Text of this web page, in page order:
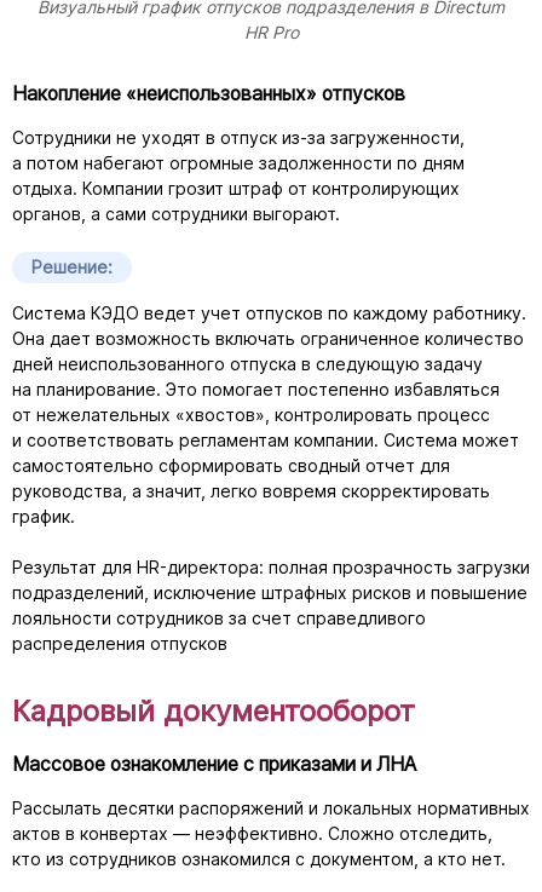
Визуальный график отпусков подразделения в Directum
HR Pro
Накопление «неиспользованных» отпусков
Сотрудники не уходят в отпуск из-за загруженности,
а потом набегают огромные задолженности по дням
отдыха. Компании грозит штраф от контролирующих
органов, а сами сотрудники выгорают.
Решение:
Система КЭДО ведет учет отпусков по каждому работнику.
Она дает возможность включать ограниченное количество
дней неиспользованного отпуска в следующую задачу
на планирование. Это помогает постепенно избавляться
от нежелательных «хвостов», контролировать процесс
и соответствовать регламентам компании. Система может
самостоятельно сформировать сводный отчет для
руководства, а значит, легко вовремя скорректировать
график.
Результат для HR-директора: полная прозрачность загрузки
подразделений, исключение штрафных рисков и повышение
лояльности сотрудников за счет справедливого
распределения отпусков
Кадровый документооборот
Массовое ознакомление с приказами и ЛНА
Рассылать десятки распоряжений и локальных нормативных
актов в конвертах — неэффективно. Сложно отследить,
кто из сотрудников ознакомился с документом, а кто нет.